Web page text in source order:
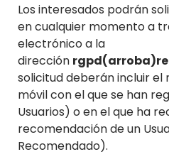
Los interesados podrán
en cualquier momento a
electrónico a la
dirección
solicitud deberán incluir
móvil con el que se han
Usuarios) o en el que ha
recomendación de un
Recomendado).